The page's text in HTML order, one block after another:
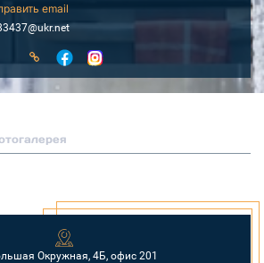
email
Окружная, 4Б, офис 201